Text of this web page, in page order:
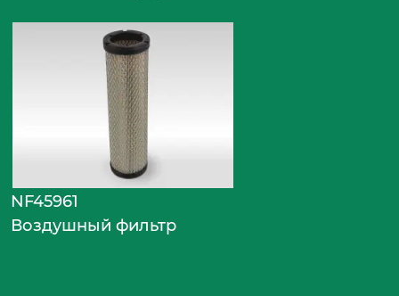
NF45961
Воздушный фильтр